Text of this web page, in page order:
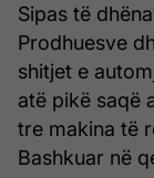
Sipas të
Prodhuesve
shitjet e
atë pikë saqë
tre makina të
Bashkuar në